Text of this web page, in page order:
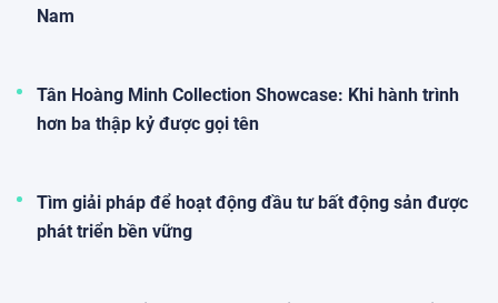
Nam
Tân Hoàng Minh Collection Showcase: Khi hành trình
hơn ba thập kỷ được gọi tên
Tìm giải pháp để hoạt động đầu tư bất động sản được
phát triển bền vững